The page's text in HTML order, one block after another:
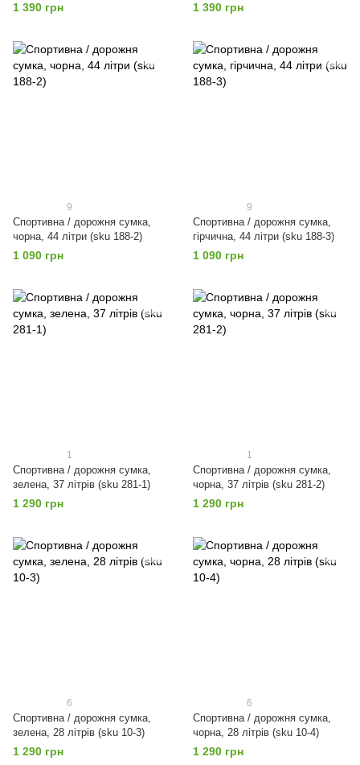
1 390 грн 1 390 грн
9
Спортивна / дорожня сумка,
чорна, 44 літри (sku 188-2)
1 090 грн
9
Спортивна / дорожня сумка,
гірчична, 44 літри (sku 188-3)
1 090 грн
1
Спортивна / дорожня сумка,
зелена, 37 літрів (sku 281-1)
1 290 грн
1
Спортивна / дорожня сумка,
чорна, 37 літрів (sku 281-2)
1 290 грн
6
Спортивна / дорожня сумка,
зелена, 28 літрів (sku 10-3)
1 290 грн
6
Спортивна / дорожня сумка,
чорна, 28 літрів (sku 10-4)
1 290 грн